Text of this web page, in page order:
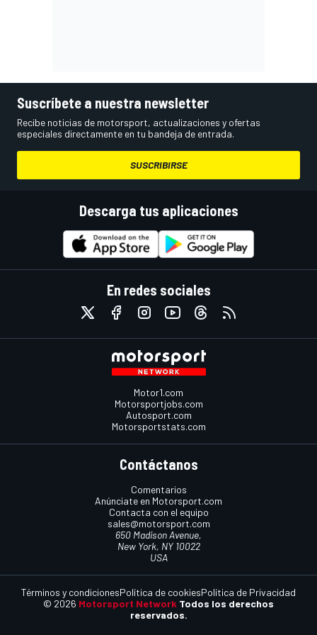
Suscríbete a nuestra newsletter
Recibe noticias de motorsport, actualizaciones y ofertas
especiales directamente en tu bandeja de entrada.
SUSCRIBIRSE
Descarga tus aplicaciones
En redes sociales
Motor1.com
Motorsportjobs.com
Autosport.com
Motorsportstats.com
Contáctanos
Comentarios
Anúnciate en Motorsport.com
Contacta con el equipo
sales@motorsport.com
650 Madison Avenue,
New York, NY 10022
USA
© 2026 Motorsport Network Todos los derechos
reservados.
Términos y condicionesPolítica de cookiesPolítica de Privacidad